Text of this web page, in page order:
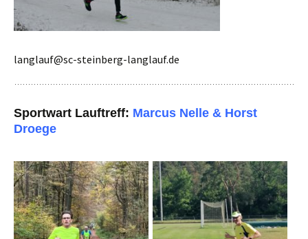
langlauf@sc-steinberg-langlauf.de
Sportwart Lauftreff: Marcus Nelle & Horst
Droege